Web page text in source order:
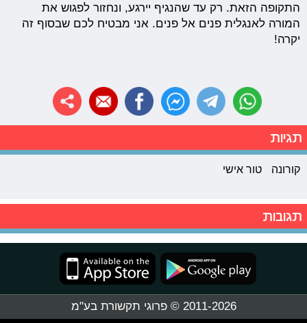
התקופה הזאת. רק עד שהנגיף יירגע, ונחזור לפגוש את
המורה לאנגלית פנים אל פנים. אני מבטיח לכם שבסוף זה
יקרה!
תגיות
קורונה טור אישי
תגובות
2011-2026 © פרוגי תקשורת בע"מ